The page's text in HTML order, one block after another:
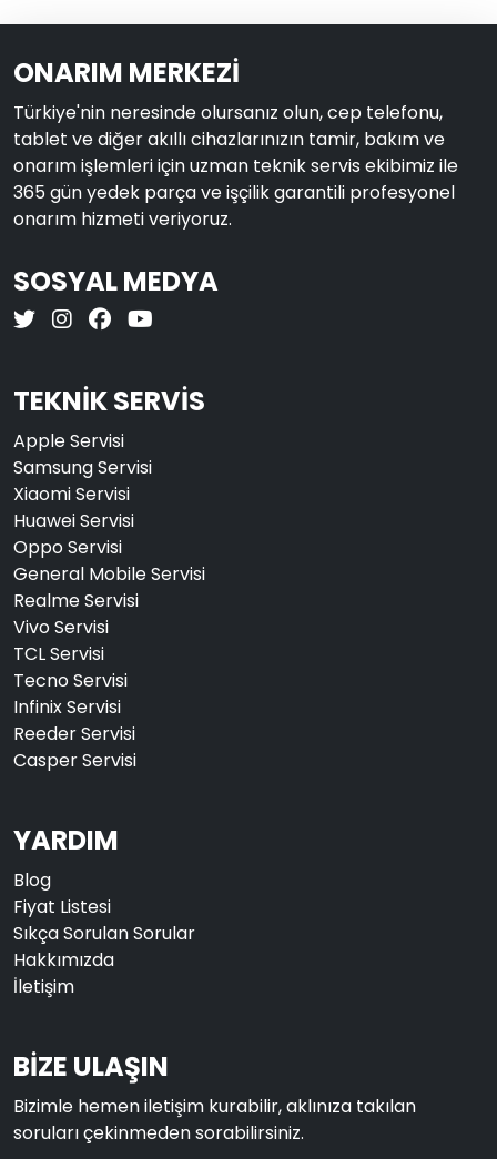
ONARIM MERKEZİ
Türkiye'nin neresinde olursanız olun, cep telefonu,
tablet ve diğer akıllı cihazlarınızın tamir, bakım ve
onarım işlemleri için uzman teknik servis ekibimiz ile
365 gün yedek parça ve işçilik garantili profesyonel
onarım hizmeti veriyoruz.
SOSYAL MEDYA
TEKNİK SERVİS
Apple Servisi
Samsung Servisi
Xiaomi Servisi
Huawei Servisi
Oppo Servisi
General Mobile Servisi
Realme Servisi
Vivo Servisi
TCL Servisi
Tecno Servisi
Infinix Servisi
Reeder Servisi
Casper Servisi
YARDIM
Blog
Fiyat Listesi
Sıkça Sorulan Sorular
Hakkımızda
İletişim
BİZE ULAŞIN
Bizimle hemen iletişim kurabilir, aklınıza takılan
soruları çekinmeden sorabilirsiniz.